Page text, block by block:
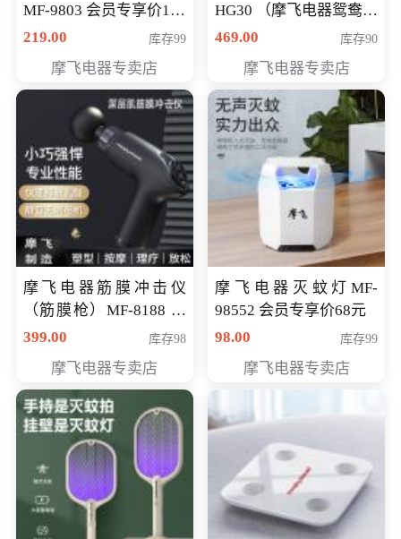
MF-9803 会员专享价138
元
219.00 库存99
摩飞电器专卖店
HG30 （摩飞电器鸳鸯锅
MF-HG30 ） 会员专享价
469.00 库存90
摩飞电器专卖店
摩飞电器筋膜冲击仪
（筋膜枪）MF-8188 会
员专享价268元
399.00 库存98
摩飞电器专卖店
摩飞电器灭蚊灯MF-
98552 会员专享价68元
98.00
库存99
摩飞电器专卖店